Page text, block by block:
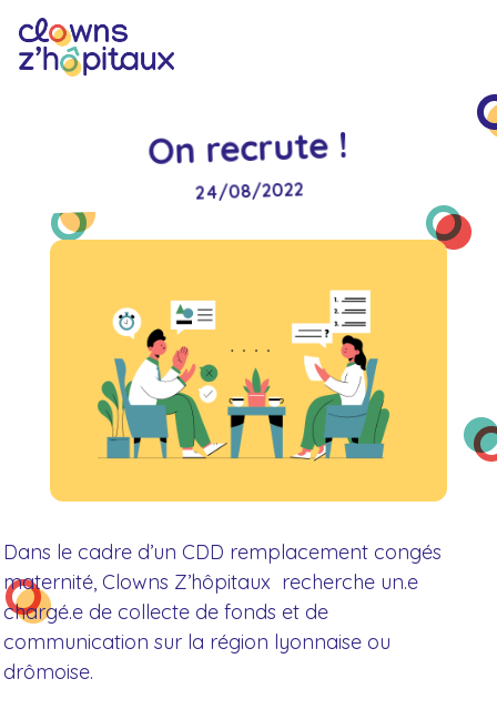
On recrute !
24/08/2022
Dans le cadre d’un CDD remplacement congés
maternité, Clowns Z’hôpitaux recherche un.e
chargé.e de collecte de fonds et de
communication sur la région lyonnaise ou
drômoise.